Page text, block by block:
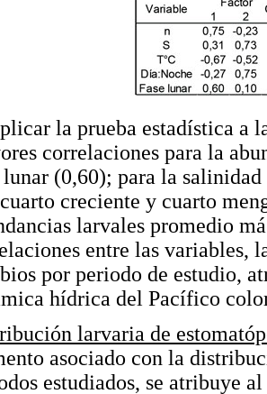
la prueba estadística a
correlaciones para la
lunar (0,60); para la
creciente y cuarto
larvales promedio
entre las variables,
por periodo de estudio,
hídrica del Pacífico
larvaria de
asociado con la
estudiados, se atribuye